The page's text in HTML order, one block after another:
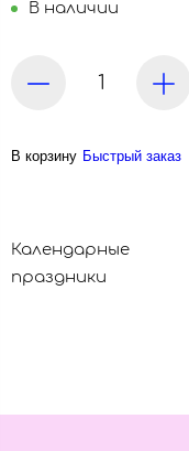
В наличии
В корзину Быстрый заказ
Календарные
праздники